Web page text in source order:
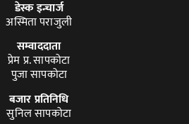
डेस्क इन्चार्ज
अस्मिता पराजुली
सम्वाददाता
प्रेम प्र. सापकोटा
पुजा सापकोटा
बजार प्रतिनिधि
सुनिल सापकोटा